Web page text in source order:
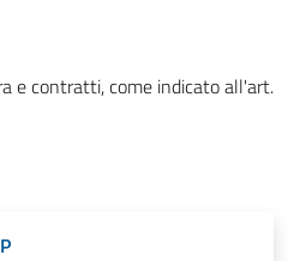
e contratti, come indicato all'art.